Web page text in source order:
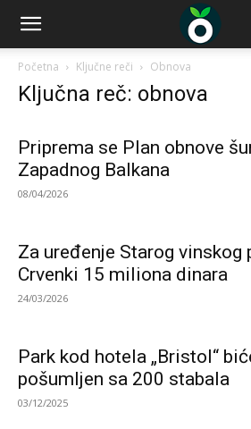
Početna Ključne reči Obnova
Ključna reč: obnova
Priprema se Plan obnove
Zapadnog Balkana
08/04/2026
Za uređenje Starog vinskog
Crvenki 15 miliona dinara
24/03/2026
Park kod hotela „Bristol“
pošumljen sa 200 stabala
03/12/2025